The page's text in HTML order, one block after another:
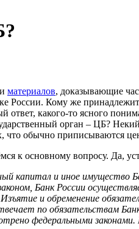
материалов, доказывающие
России. Кому же
ответ, какого-то ясного
орган – ЦБ?
что обычно приписываются
к основному вопросу. Да,
капитал и иное имущество
Банк России
и обременение
по обязательствам
федеральными